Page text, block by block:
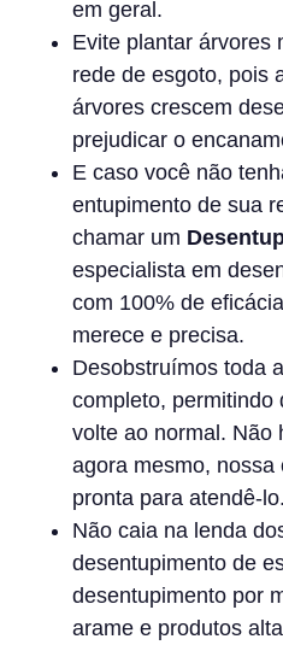
em geral.
Evite plantar árvores
rede de esgoto, pois
árvores crescem
prejudicar o
E caso você não
entupimento de sua
chamar um
especialista em
com 100% de
merece e precisa.
Desobstruímos toda
completo, permitindo
volte ao normal. Não
agora mesmo,
pronta para atendê-lo.
Não caia na lenda
desentupimento de
desentupimento por
arame e produtos